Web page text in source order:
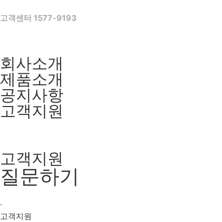
to
고객센터 1577-9193
회사소개
제품소개
공지사항
고객지원
고객지원
질문하기
·
고객지원